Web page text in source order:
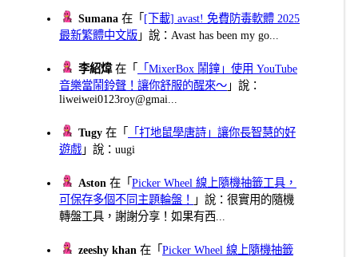
Sumana 在「 [下載] avast! 免費防毒軟體 2025
最新繁體中文版 」說：Avast has been my go...
李紹煒在「
「MixerBox 鬧鐘」使用 YouTube
音樂當鬧鈴聲！讓你舒服的醒來～ 」說：
liweiwei0123roy@gmai...
Tugy 在「
「打地鼠學唐詩」讓你長智慧的好
遊戲 」說：uugi
Aston 在「Picker Wheel 線上隨機抽籤工具，
可保存多個不同主題輪盤！
」說：很實用的隨機
轉盤工具，謝謝分享！如果有西...
zeeshy khan 在「Picker Wheel 線上隨機抽籤